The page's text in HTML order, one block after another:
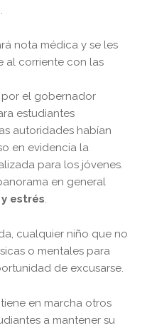
nota médica y se les
al corriente con las
el gobernador
estudiantes
autoridades habían
en evidencia la
para los jóvenes.
en general
estrés
cualquier niño que no
o mentales para
de excusarse.
en marcha otros
a mantener su